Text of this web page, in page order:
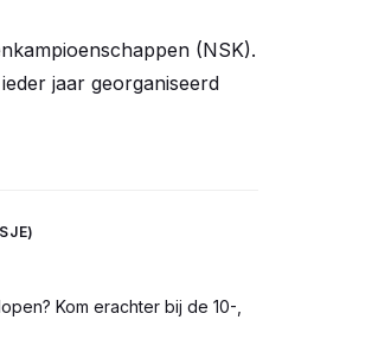
(NSK).
jaar georganiseerd
Kom erachter bij de 10-,